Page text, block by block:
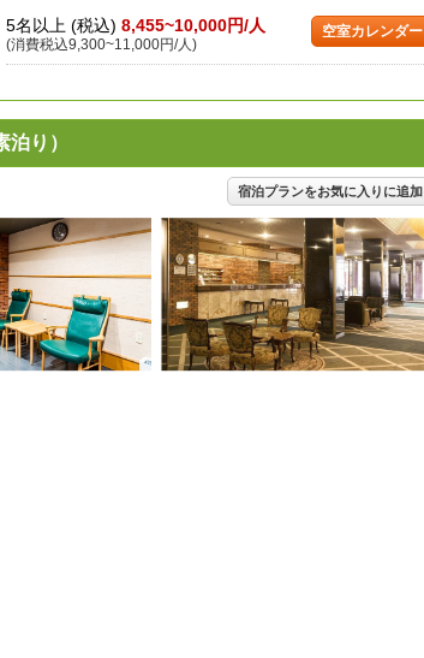
5名以上 (税込) 8,455~10,000円/人
(消費税込9,300~11,000円/人)
空室カレンダー
り）
宿泊プランをお気に入りに追加